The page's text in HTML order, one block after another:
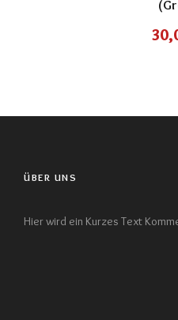
ÜBER UNS
Hier wird ein Kurzes Text